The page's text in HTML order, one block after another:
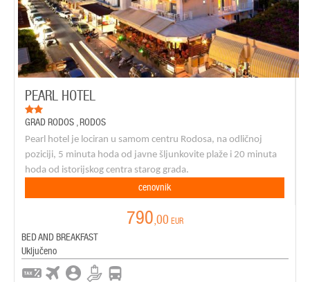
PEARL HOTEL
GRAD RODOS ,RODOS
Pearl hotel je lociran u samom centru Rodosa, na odličnoj
poziciji, 5 minuta hoda od javne šljunkovite plaže i 20 minuta
hoda od istorijskog centra starog grada.
cenovnik
790,00 EUR
BED AND BREAKFAST
Uključeno